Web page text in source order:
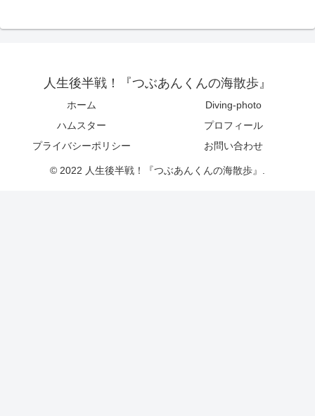
人生後半戦！『つぶあんくんの海散歩』
ホーム
Diving-photo
ハムスター
プロフィール
プライバシーポリシー
お問い合わせ
© 2022 人生後半戦！『つぶあんくんの海散歩』.